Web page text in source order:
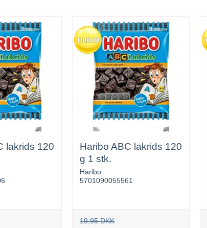
lakrids 120
Haribo ABC lakrids 120
g 1 stk.
Haribo
5701090055561
19,95 DKK